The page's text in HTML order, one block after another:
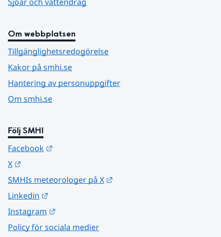
Om webbplatsen
Tillgänglighetsredogörelse
Kakor på smhi.se
Hantering av personuppgifter
Om smhi.se
Följ SMHI
Facebook
X
SMHIs meteorologer på X
Linkedin
Instagram
Policy för sociala medier